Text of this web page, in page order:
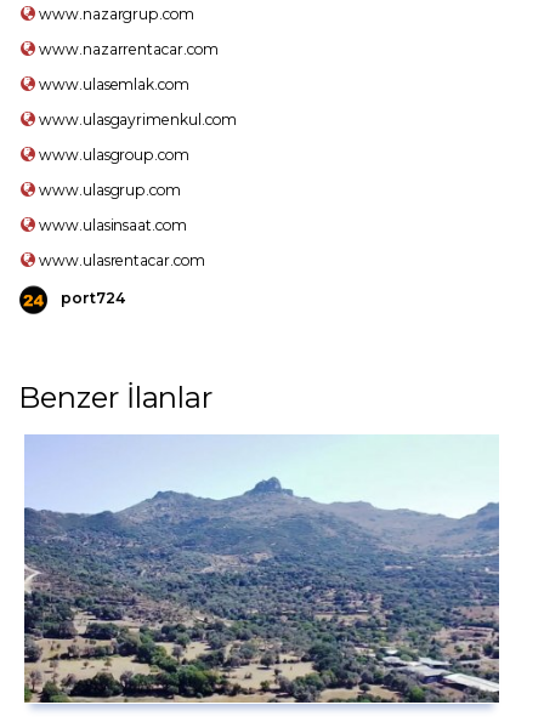
www.nazargrup.com
www.nazarrentacar.com
www.ulasemlak.com
www.ulasgayrimenkul.com
www.ulasgroup.com
www.ulasgrup.com
www.ulasinsaat.com
www.ulasrentacar.com
port724
Benzer İlanlar